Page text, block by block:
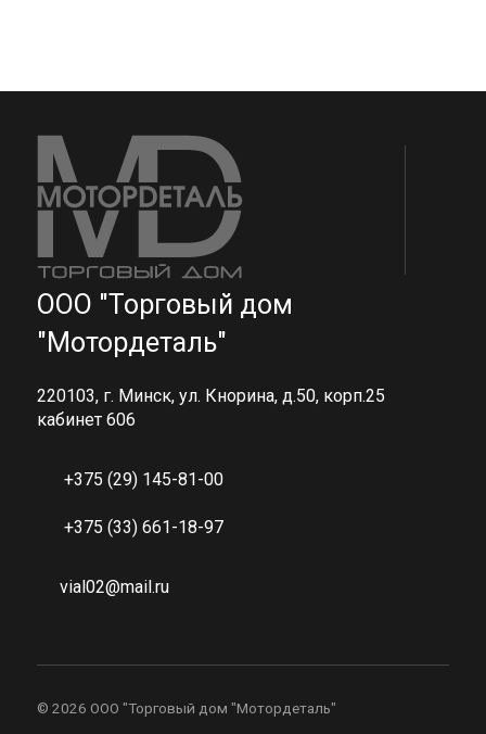
ООО "Торговый дом
"Мотордеталь"
220103, г. Минск, ул. Кнорина, д.50, корп.25
кабинет 606
+375 (29) 145-81-00
+375 (33) 661-18-97
vial02@mail.ru
© 2026 ООО "Торговый дом "Мотордеталь"